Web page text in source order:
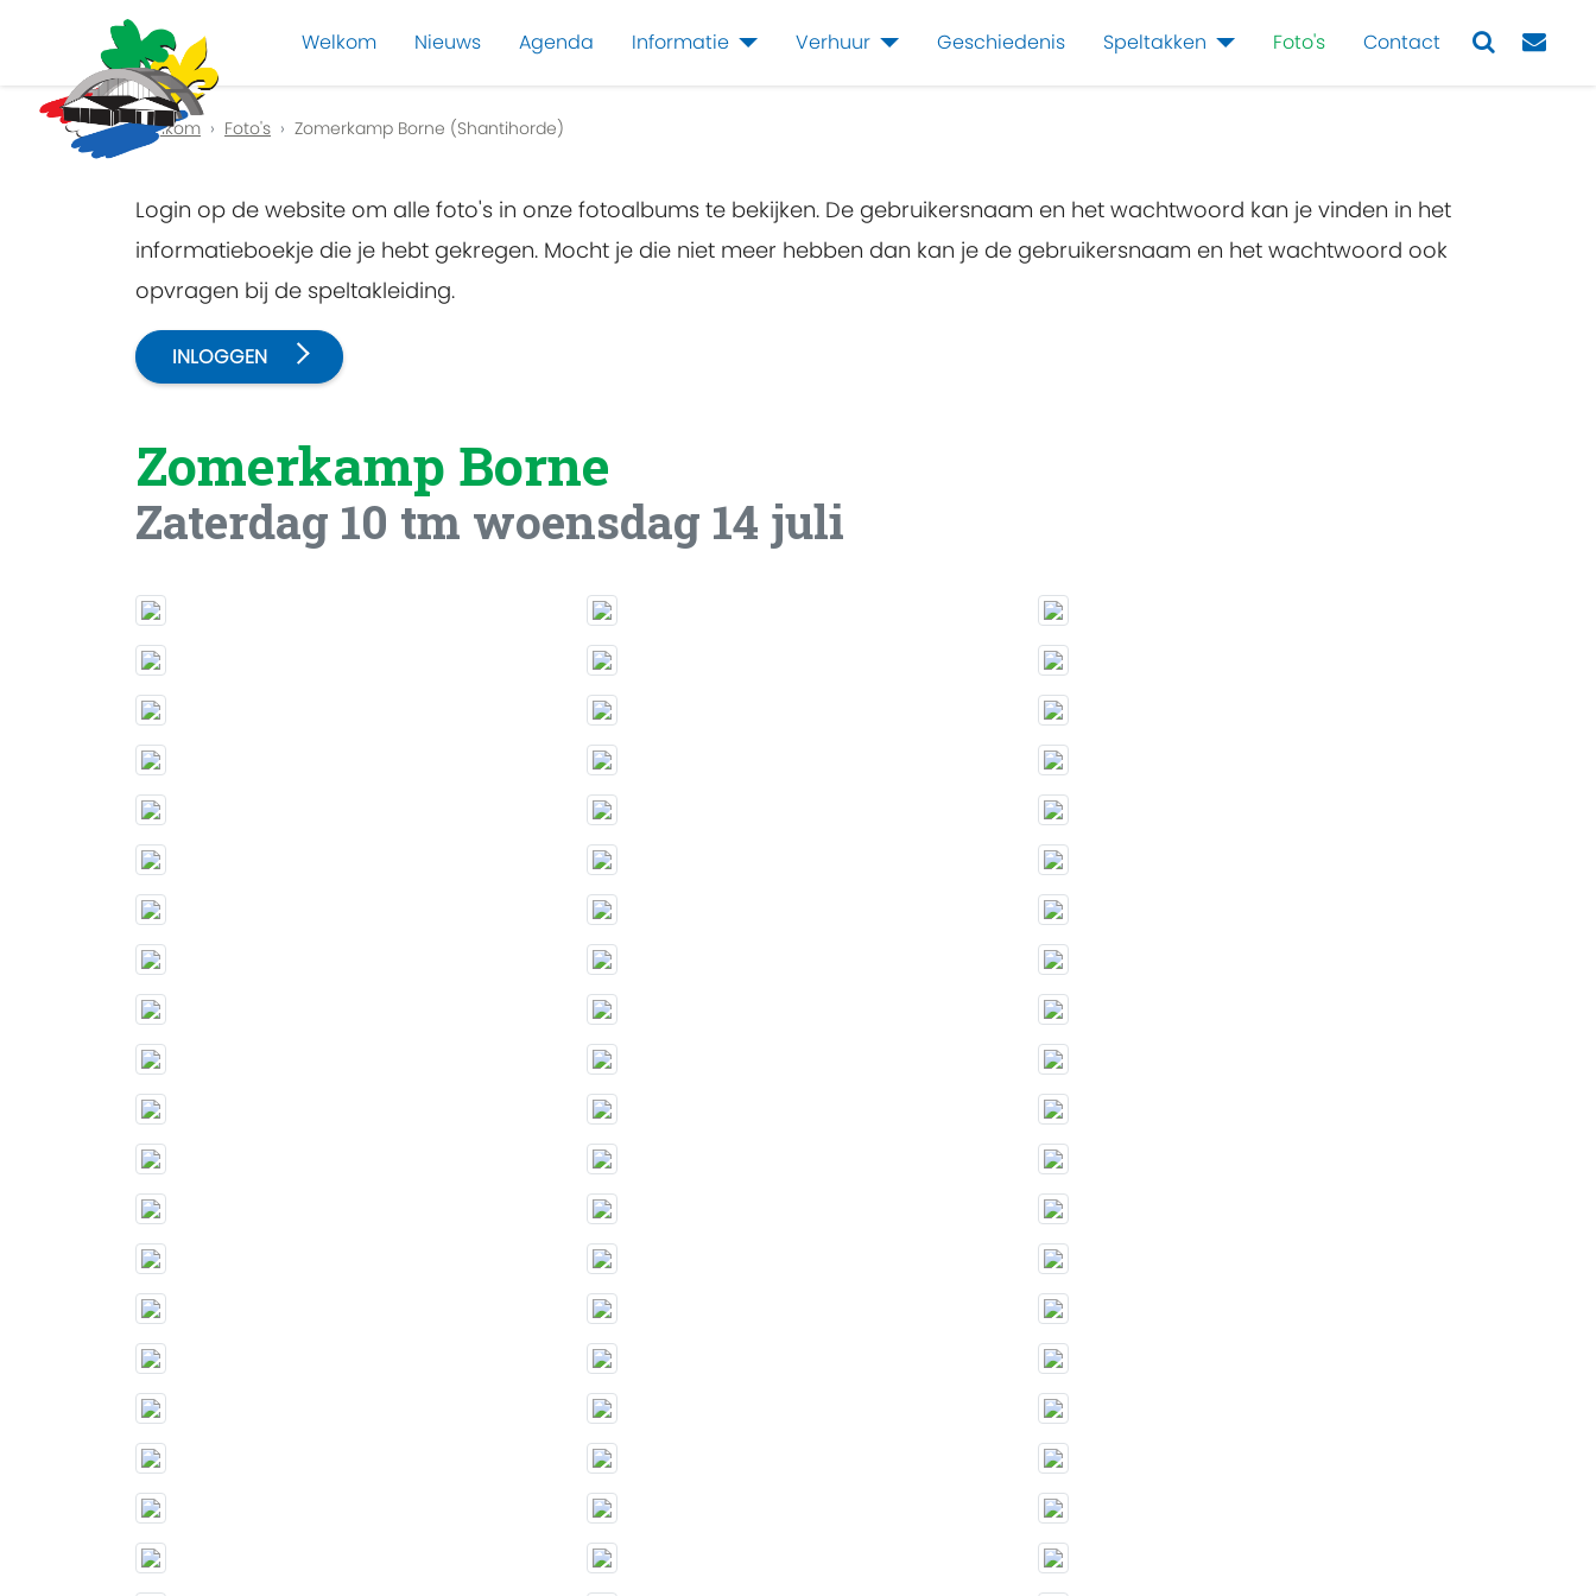
Welkom Nieuws Agenda Informatie Verhuur Geschiedenis Speltakken Foto's Contact
Previous
Welkom Foto's Zomerkamp Borne (Shantihorde)
Login op de website om alle foto's in onze fotoalbums te bekijken. De gebruikersnaam en het wachtwoord kan je vinden in het
informatieboekje die je hebt gekregen. Mocht je die niet meer hebben dan kan je de gebruikersnaam en het wachtwoord ook
opvragen bij de speltakleiding.
INLOGGEN
Zomerkamp Borne
Zaterdag 10 tm woensdag 14 juli